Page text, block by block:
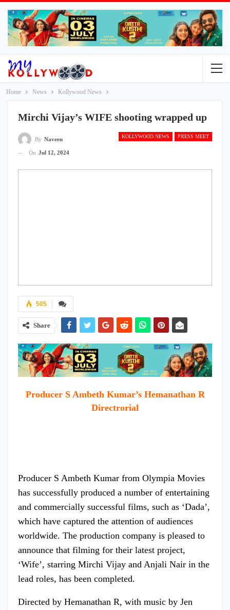
Home News Kollywood News
Mirchi Vijay’s WIFE shooting wrapped up
KOLLYWOOD NEWS PRESS MEET
By Naveen
On Jul 12, 2024
505
Share
Producer S Ambeth Kumar’s Hemanathan R
Directrorial
Producer S Ambeth Kumar from Olympia Movies
has successfully produced a number of entertaining
and commercially successful films, such as ‘Dada’,
which have captured the attention of audiences
worldwide. The production company is pleased to
announce that filming for their latest project,
‘Wife’, starring Mirchi Vijay and Anjali Nair in the
lead roles, has been completed.
Directed by Hemanathan R, with music by Jen